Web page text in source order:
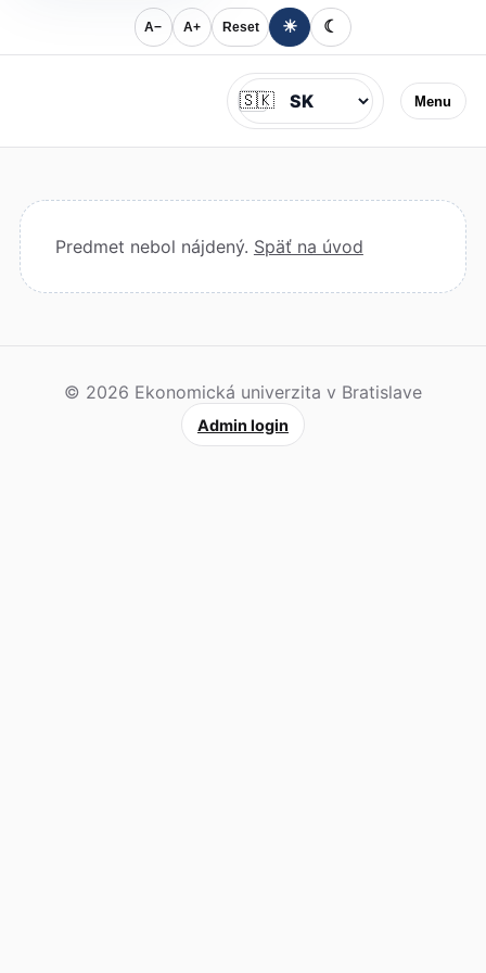
A− A+ Reset ☀ ☾
Menu
Jazyk
🇸🇰
Predmet nebol nájdený. Späť na úvod
© 2026 Ekonomická univerzita v Bratislave
Admin login